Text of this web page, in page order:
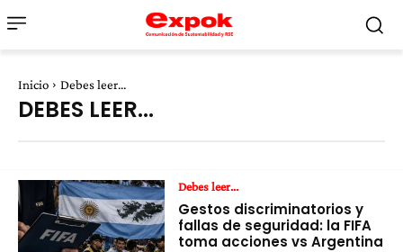
Inicio Debes leer...
DEBES LEER...
Debes leer...
Gestos discriminatorios y
fallas de seguridad: la FIFA
toma acciones vs Argentina